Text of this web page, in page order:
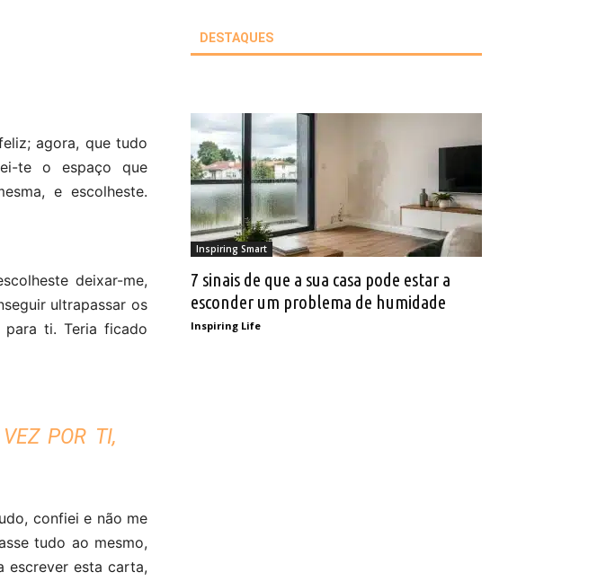
agora, que tudo
te o espaço que
e escolheste.
deixar-me,
ultrapassar os
ti. Teria ficado
POR TI,
confiei e não me
tudo ao mesmo,
escrever esta carta,
DESTAQUES
Inspiring Smart
7 sinais de que a sua casa pode estar a
esconder um problema de humidade
Inspiring Life